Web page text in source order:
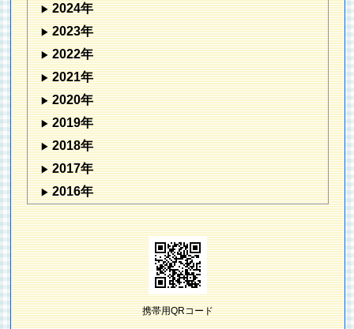
2024年
2023年
2022年
2021年
2020年
2019年
2018年
2017年
2016年
携帯用QRコード